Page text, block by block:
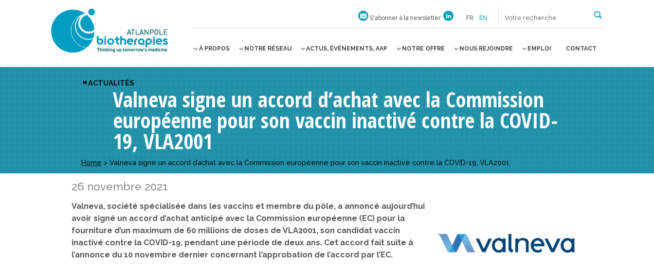
S'abonner à la newsletter FR EN
À PROPOS NOTRE RÉSEAU ACTUS, ÉVÉNEMENTS, AAP NOTRE OFFRE NOUS REJOINDRE EMPLOI CONTACT
ACTUALITÉS
Valneva signe un accord d’achat avec la Commission
européenne pour son vaccin inactivé contre la COVID-
19, VLA2001
Home > Valneva signe un accord d’achat avec la Commission européenne pour son vaccin inactivé contre la COVID-19, VLA2001
26 novembre 2021
Valneva, société spécialisée dans les vaccins et membre du pôle, a annoncé aujourd’hui
avoir signé un accord d’achat anticipé avec la Commission européenne (EC) pour la
fourniture d’un maximum de 60 millions de doses de VLA2001, son candidat vaccin
inactivé contre la COVID-19, pendant une période de deux ans. Cet accord fait suite à
l’annonce du 10 novembre dernier concernant l’approbation de l’accord par l’EC.